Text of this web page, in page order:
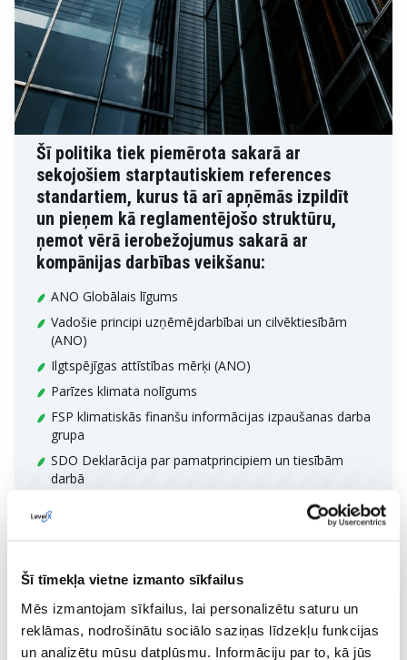
Šī tīmekļa vietne izmanto sīkfailus
Mēs izmantojam sīkfailus, lai personalizētu saturu un
reklāmas, nodrošinātu sociālo saziņas līdzekļu funkcijas
un analizētu mūsu datplūsmu. Informāciju par to, kā jūs
Šī politika tiek piemērota sakarā ar
sekojošiem starptautiskiem references
standartiem, kurus tā arī apņēmās izpildīt
un pieņem kā reglamentējošo struktūru,
ņemot vērā ierobežojumus sakarā ar
kompānijas darbības veikšanu:
ANO Globālais līgums
Vadošie principi uzņēmējdarbībai un cilvēktiesībām
(ANO)
Ilgtspējīgas attīstības mērķi (ANO)
Parīzes klimata nolīgums
FSP klimatiskās finanšu informācijas izpaušanas darba
grupa
SDO Deklarācija par pamatprincipiem un tiesībām
darbā
ESAO Vadlīnijas starptautiskiem uzņēmumiem
Saskaņā ar šiem standartiem LeverX apņemas izpildīt visas
prasības, kas tiek piemēroti visām Kompānijas aktivitātēm.